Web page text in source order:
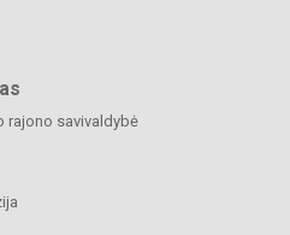
rajono savivaldybė